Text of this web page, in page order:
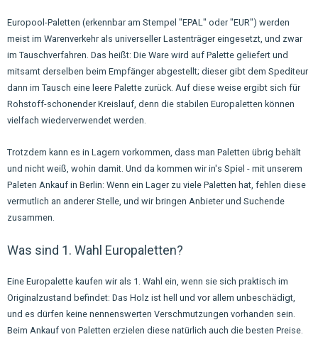
Europool-Paletten (erkennbar am Stempel "EPAL" oder "EUR") werden
meist im Warenverkehr als universeller Lastenträger eingesetzt, und zwar
im Tauschverfahren. Das heißt: Die Ware wird auf Palette geliefert und
mitsamt derselben beim Empfänger abgestellt; dieser gibt dem Spediteur
dann im Tausch eine leere Palette zurück. Auf diese weise ergibt sich für
Rohstoff-schonender Kreislauf, denn die stabilen Europaletten können
vielfach wiederverwendet werden.
Trotzdem kann es in Lagern vorkommen, dass man Paletten übrig behält
und nicht weiß, wohin damit. Und da kommen wir in's Spiel - mit unserem
Paleten Ankauf in Berlin: Wenn ein Lager zu viele Paletten hat, fehlen diese
vermutlich an anderer Stelle, und wir bringen Anbieter und Suchende
zusammen.
Was sind 1. Wahl Europaletten?
Eine Europalette kaufen wir als 1. Wahl ein, wenn sie sich praktisch im
Originalzustand befindet: Das Holz ist hell und vor allem unbeschädigt,
und es dürfen keine nennenswerten Verschmutzungen vorhanden sein.
Beim Ankauf von Paletten erzielen diese natürlich auch die besten Preise.